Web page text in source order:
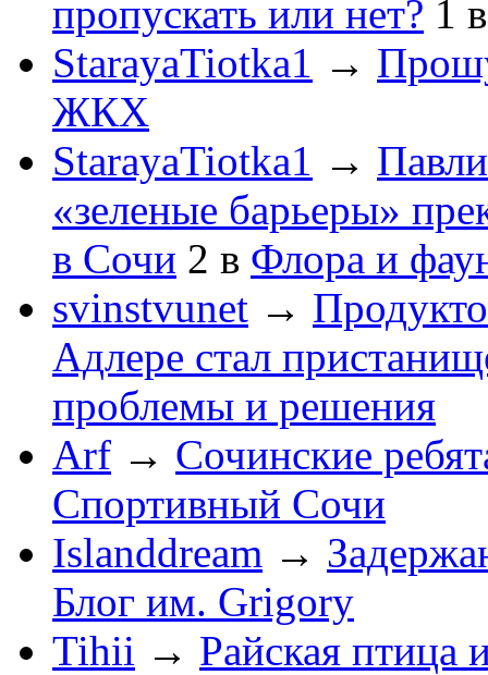
пропускать или нет? 1
StarayaTiotka1 →
ЖКХ
StarayaTiotka1 →
«зеленые барьеры»
в Сочи 2 в Флора и
svinstvunet →
Адлере стал
проблемы и решения
Arf → Сочинские
Спортивный Сочи
Islanddream →
Блог им. Grigory
Tihii → Райская птица